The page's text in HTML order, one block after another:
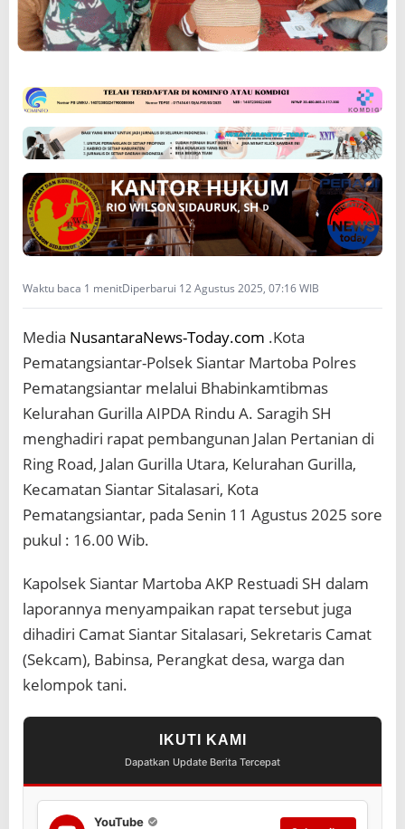
i
a
P
o
s
e
k
S
i
a
n
t
r
M
r
t
b
a
a
m
p
a
i
P
s
a
n
K
t
i
a
Waktu baca 1 menitDiperbarui 12 Agustus 2025, 07:16 WIB
Media NusantaraNews-Today.com .Kota
Pematangsiantar-Polsek Siantar Martoba Polres
Pematangsiantar melalui Bhabinkamtibmas
Kelurahan Gurilla AIPDA Rindu A. Saragih SH
menghadiri rapat pembangunan Jalan Pertanian di
Ring Road, Jalan Gurilla Utara, Kelurahan Gurilla,
Kecamatan Siantar Sitalasari, Kota
Pematangsiantar, pada Senin 11 Agustus 2025 sore
pukul : 16.00 Wib.
Kapolsek Siantar Martoba AKP Restuadi SH dalam
laporannya menyampaikan rapat tersebut juga
dihadiri Camat Siantar Sitalasari, Sekretaris Camat
(Sekcam), Babinsa, Perangkat desa, warga dan
kelompok tani.
IKUTI KAMI
Dapatkan Update Berita Tercepat
YouTube